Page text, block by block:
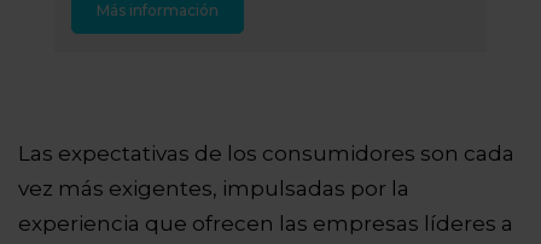
Más información
Las expectativas de los consumidores son cada
vez más exigentes, impulsadas por la
experiencia que ofrecen las empresas líderes a